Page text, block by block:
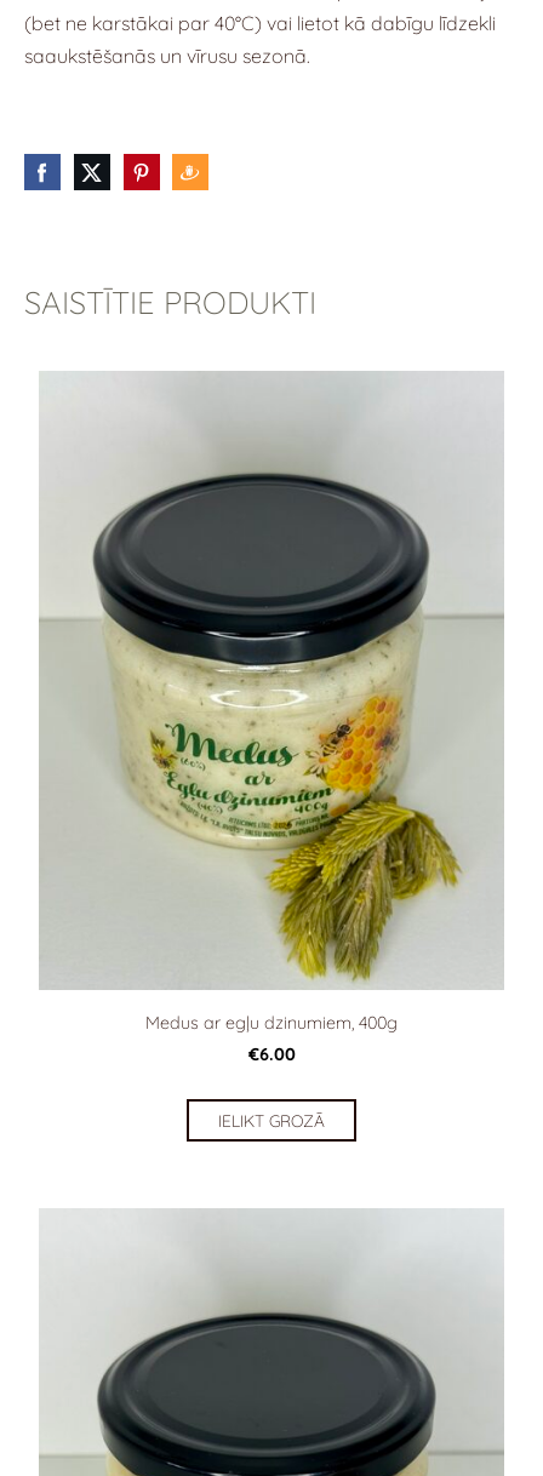
(bet ne karstākai par 40°C) vai lietot kā dabīgu līdzekli
saaukstēšanās un vīrusu sezonā.
SAISTĪTIE PRODUKTI
Medus ar egļu dzinumiem, 400g
€6.00
IELIKT GROZĀ